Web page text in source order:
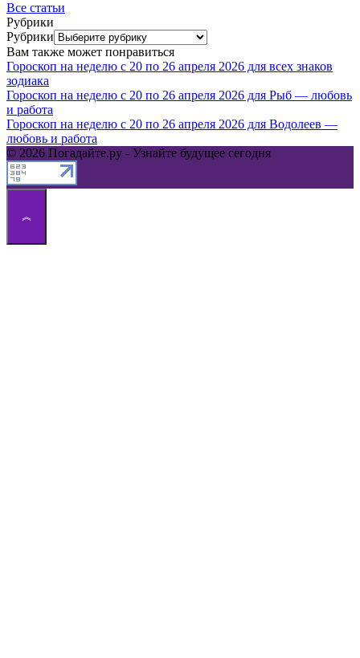
Все статьи
Рубрики
Рубрики
Вам также может понравиться
Гороскоп на неделю с 20 по 26 апреля 2026 для всех знаков
зодиака
Гороскоп на неделю с 20 по 26 апреля 2026 для Рыб — любовь
и работа
Гороскоп на неделю с 20 по 26 апреля 2026 для Водолеев —
любовь и работа
© 2026 Погадайте.ру - Узнайте будущее сегодня